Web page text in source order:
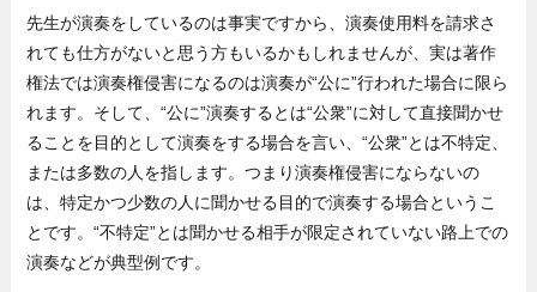
先生が演奏をしているのは事実ですから、演奏使用料を請求さ
れても仕方がないと思う方もいるかもしれませんが、実は著作
権法では演奏権侵害になるのは演奏が“公に”行われた場合に限ら
れます。そして、“公に”演奏するとは“公衆”に対して直接聞かせ
ることを目的として演奏をする場合を言い、“公衆”とは不特定、
または多数の人を指します。つまり演奏権侵害にならないの
は、特定かつ少数の人に聞かせる目的で演奏する場合というこ
とです。“不特定”とは聞かせる相手が限定されていない路上での
演奏などが典型例です。